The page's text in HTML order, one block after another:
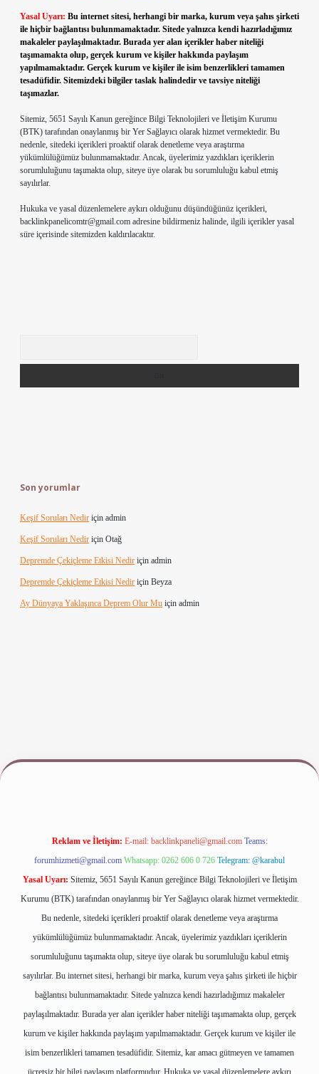
Yasal Uyarı: Bu internet sitesi, herhangi bir marka, kurum veya şahıs şirketi
ile hiçbir bağlantısı bulunmamaktadır. Sitede yalnızca kendi hazırladığımız
makaleler paylaşılmaktadır. Burada yer alan içerikler haber niteliği
taşımamakta olup, gerçek kurum ve kişiler hakkında paylaşım
yapılmamaktadır. Gerçek kurum ve kişiler ile isim benzerlikleri tamamen
tesadüfidir. Sitemizdeki bilgiler taslak halindedir ve tavsiye niteliği
taşımazlar.
Sitemiz, 5651 Sayılı Kanun gereğince Bilgi Teknolojileri ve İletişim Kurumu
(BTK) tarafından onaylanmış bir Yer Sağlayıcı olarak hizmet vermektedir. Bu
nedenle, sitedeki içerikleri proaktif olarak denetleme veya araştırma
yükümlülüğümüz bulunmamaktadır. Ancak, üyelerimiz yazdıkları içeriklerin
sorumluluğunu taşımakta olup, siteye üye olarak bu sorumluluğu kabul etmiş
sayılırlar.
Hukuka ve yasal düzenlemelere aykırı olduğunu düşündüğünüz içerikleri,
backlinkpanelicomtr@gmail.com adresine bildirmeniz halinde, ilgili içerikler yasal
süre içerisinde sitemizden kaldırılacaktır.
Son yorumlar
Keşif Soruları Nedir için admin
Keşif Soruları Nedir için Otağ
Depremde Çekiçleme Etkisi Nedir için admin
Depremde Çekiçleme Etkisi Nedir için Beyza
Ay Dünyaya Yaklaşınca Deprem Olur Mu için admin
Reklam ve İletişim: E-mail: backlinkpaneli@gmail.com Teams:
forumhizmeti@gmail.com Whatsapp: 0262 606 0 726 Telegram: @karabul
Yasal Uyarı: Sitemiz, 5651 Sayılı Kanun gereğince Bilgi Teknolojileri ve İletişim
Kurumu (BTK) tarafından onaylanmış bir Yer Sağlayıcı olarak hizmet vermektedir.
Bu nedenle, sitedeki içerikleri proaktif olarak denetleme veya araştırma
yükümlülüğümüz bulunmamaktadır. Ancak, üyelerimiz yazdıkları içeriklerin
sorumluluğunu taşımakta olup, siteye üye olarak bu sorumluluğu kabul etmiş
sayılırlar. Bu internet sitesi, herhangi bir marka, kurum veya şahıs şirketi ile hiçbir
bağlantısı bulunmamaktadır. Sitede yalnızca kendi hazırladığımız makaleler
paylaşılmaktadır. Burada yer alan içerikler haber niteliği taşımamakta olup, gerçek
kurum ve kişiler hakkında paylaşım yapılmamaktadır. Gerçek kurum ve kişiler ile
isim benzerlikleri tamamen tesadüfidir. Sitemiz, kar amacı gütmeyen ve tamamen
ücretsiz bir bilgi paylaşım platformudur. Hukuka ve yasal düzenlemelere aykırı